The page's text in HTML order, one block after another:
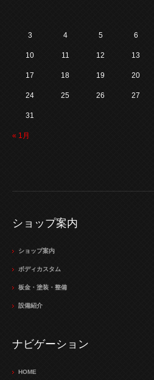
« 1月
3 4 5 6
10 11 12 13
17 18 19 20
24 25 26 27
31
ショップ案内
ショップ案内
ボディカスタム
板金・塗装・整備
設備紹介
ナビゲーション
HOME